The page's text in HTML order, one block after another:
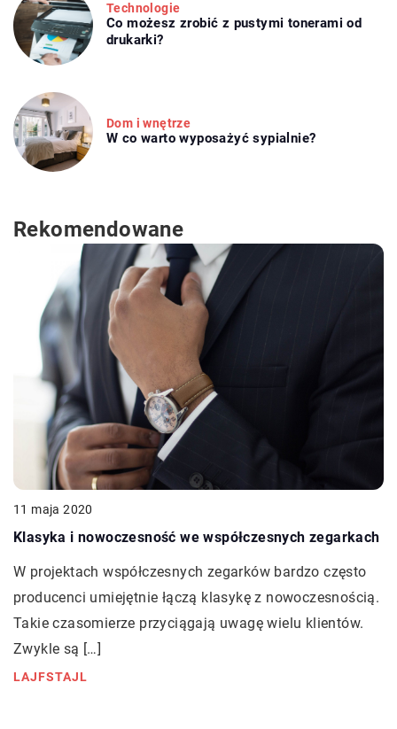
Technologie
Co możesz zrobić z pustymi tonerami od
drukarki?
Dom i wnętrze
W co warto wyposażyć sypialnie?
Rekomendowane
11 maja 2020
Klasyka i nowoczesność we współczesnych zegarkach
W projektach współczesnych zegarków bardzo często
producenci umiejętnie łączą klasykę z nowoczesnością.
Takie czasomierze przyciągają uwagę wielu klientów.
Zwykle są […]
LAJFSTAJL